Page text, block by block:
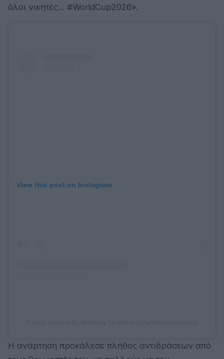
όλοι νικητές… #WorldCup2026».
View this post on Instagram
Η ανάρτηση προκάλεσε πλήθος αντιδράσεων από